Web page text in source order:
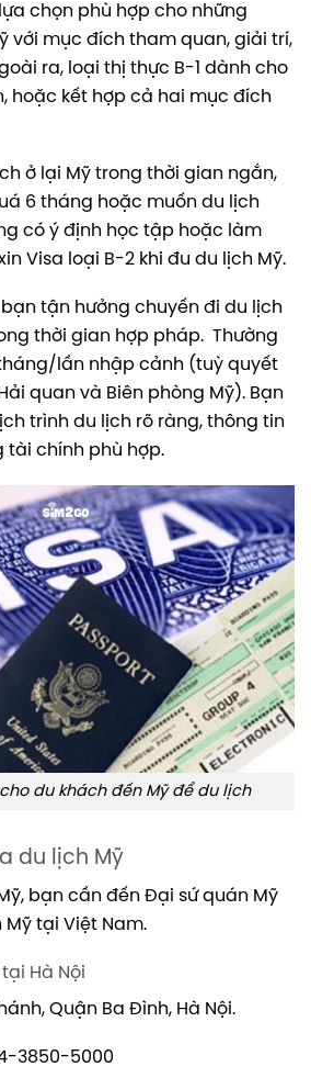
chọn phù hợp cho những
với mục đích tham quan, giải trí,
ra, loại thị thực B-1 dành cho
hoặc kết hợp cả hai mục đích
ở lại Mỹ trong thời gian ngắn,
6 tháng hoặc muốn du lịch
có ý định học tập hoặc làm
Visa loại B-2 khi đu du lịch Mỹ.
tận hưởng chuyến đi du lịch
thời gian hợp pháp. Thường
lần nhập cảnh (tuỳ quyết
quan và Biên phòng Mỹ). Bạn
trình du lịch rõ ràng, thông tin
tài chính phù hợp.
du khách đến Mỹ để du lịch
du lịch Mỹ
bạn cần đến Đại sứ quán Mỹ
Mỹ tại Việt Nam.
Hà Nội
Quận Ba Đình, Hà Nội.
3850-5000